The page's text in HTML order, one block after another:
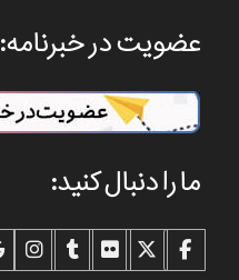
عضویت در خبرنامه:
ما را دنبال کنید: